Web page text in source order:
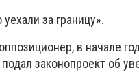
за границу».
в начале
подал законопроект об